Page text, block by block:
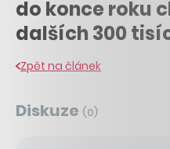
do konce roku
dalších 300
Zpět na článek
Diskuze (0)